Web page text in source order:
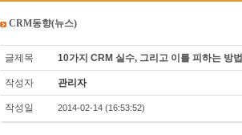
CRM동향(뉴스)
글제목 10가지 CRM 실수, 그리고 이를 피하는 방법
작성자 관리자
작성일 2014-02-14 (16:53:52)